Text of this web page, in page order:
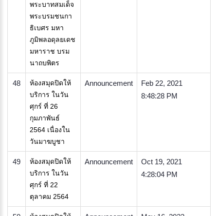
พระบาทสมเด็จ
พระบรมชนกา
ธิเบศร มหา
ภูมิพลอดุลยเดช
มหาราช บรม
นาถบพิตร
48
ห้องสมุดปิดให้
บริการ ในวัน
ศุกร์ ที่ 26
กุมภาพันธ์
2564 เนื่องใน
วันมาฆบูชา
Announcement
Feb 22, 2021
8:48:28 PM
49
ห้องสมุดปิดให้
บริการ ในวัน
ศุกร์ ที่ 22
ตุลาคม 2564
Announcement
Oct 19, 2021
4:28:04 PM